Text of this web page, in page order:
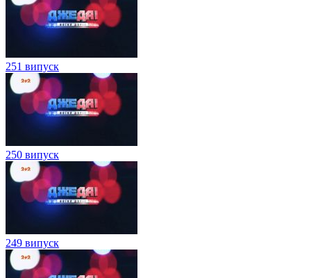
251 випуск
250 випуск
249 випуск